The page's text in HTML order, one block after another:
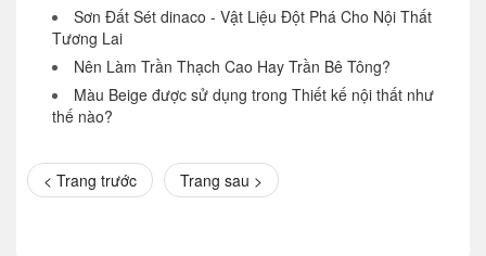
Sơn Đất Sét dinaco - Vật Liệu Đột Phá Cho Nội Thất
Tương Lai
Nên Làm Trần Thạch Cao Hay Trần Bê Tông?
Màu Beige được sử dụng trong Thiết kế nội thất như
thế nào?
< Trang trước Trang sau >